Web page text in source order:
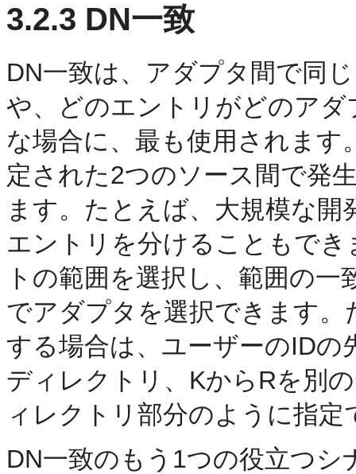
3.2.3 DN一致
DN一致は、アダプタ間で同
や、どのエントリがどのア
な場合に、最も使用されま
定された2つのソース間で発
ます。たとえば、大規模な
エントリを分けることもで
トの範囲を選択し、範囲の
でアダプタを選択できます
する場合は、ユーザーのIDの
ディレクトリ、KからRを別
ィレクトリ部分のように指定
DN一致のもう1つの役立つ